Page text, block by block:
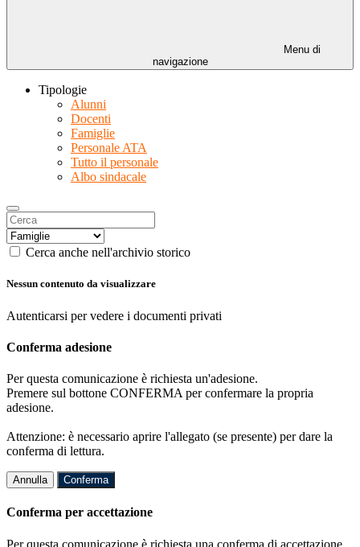
Menu di
navigazione
Tipologie
Alunni
Docenti
Famiglie
Personale ATA
Tutto il personale
Albo sindacale
Cerca anche nell'archivio storico
Nessun contenuto da visualizzare
Autenticarsi per vedere i documenti privati
Conferma adesione
Per questa comunicazione è richiesta un'adesione.
Premere sul bottone CONFERMA per confermare la propria
adesione.
Attenzione: è necessario aprire l'allegato (se presente) per dare la
conferma di lettura.
Annulla Conferma
Conferma per accettazione
Per questa comunicazione è richiesta una conferma di accettazione.